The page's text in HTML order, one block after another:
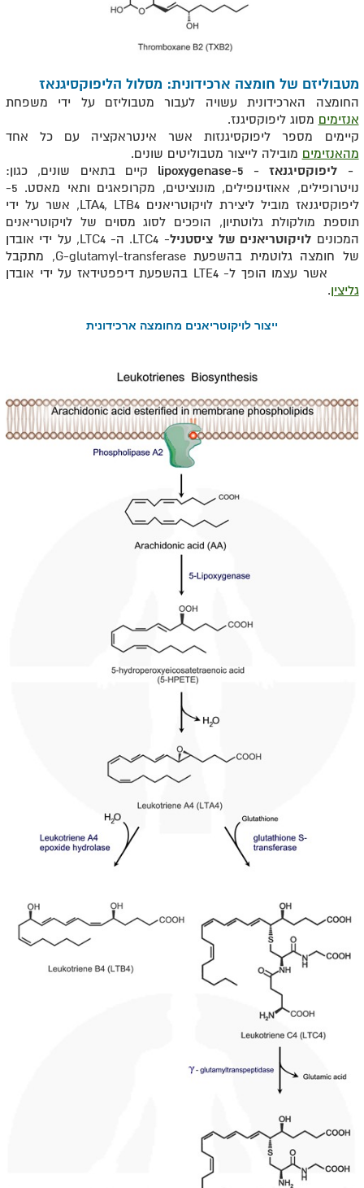
מטבוליזם של חומצה ארכידונית: מסלול הליפוקסיגנאז
החומצה הארכידונית עשויה לעבור מטבוליזם על ידי משפחת
אנזימים מסוג ליפוקסיגנז.
קיימים מספר ליפוקסיגנזות אשר אינטראקציה עם כל אחד
מהאנזימים מובילה לייצור מטבוליטים שונים.
קיים בתאים שונים, כגון:
נויטרופילים, אאוזינופילים, מונוציטים, מקרופאגים ותאי מאסט. 5-
ליפוקסיגנאז מוביל ליצירת לויקוטריאנים LTA4, LTB4, אשר על ידי
תוספת מולקולת גלוטתיון, הופכים לסוג מסוים של לויקוטריאנים
המכונים לויקוטריאנים של ציסטניל
- LTC4. ה- LTC4, על ידי אובדן
של חומצה גלוטמית בהשפעת G-glutamyl-transferase, מתקבל
גליצין.
ייצור לויקוטריאנים מחומצה ארכידונית